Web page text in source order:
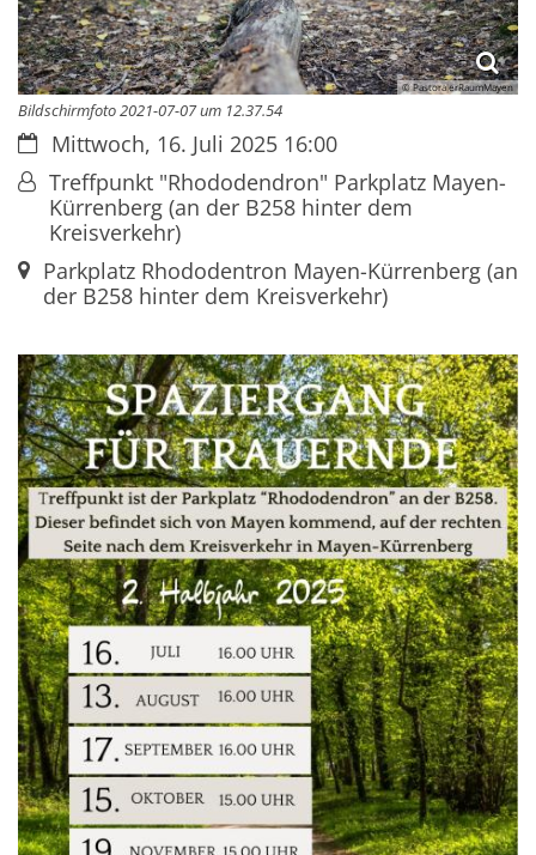
© PastoralerRaumMayen
Bildschirmfoto 2021-07-07 um 12.37.54
Datum:Mittwoch, 16. Juli 2025 16:00
Von:Treffpunkt "Rhododendron" Parkplatz Mayen-
Kürrenberg (an der B258 hinter dem
Kreisverkehr)
Ort:Parkplatz Rhododentron Mayen-Kürrenberg (an
der B258 hinter dem Kreisverkehr)